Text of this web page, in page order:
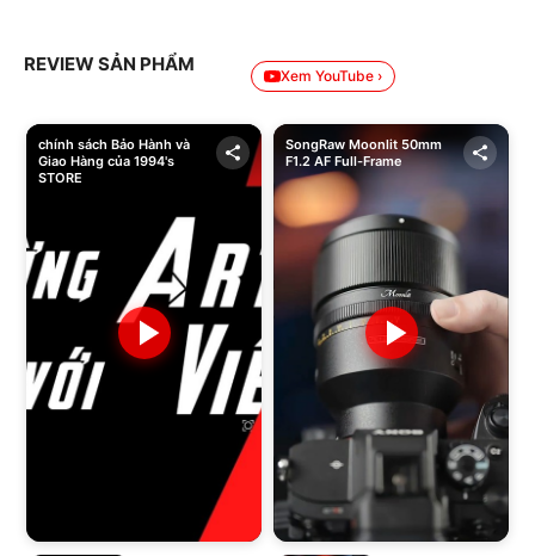
REVIEW SẢN PHẨM
Xem YouTube ›
chính sách Bảo Hành và
Giao Hàng của 1994's
STORE
SongRaw Moonlit 50mm
F1.2 AF Full-Frame